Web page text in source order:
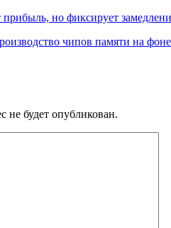
прибыль, но фиксирует
чипов памяти на фоне
не будет опубликован.